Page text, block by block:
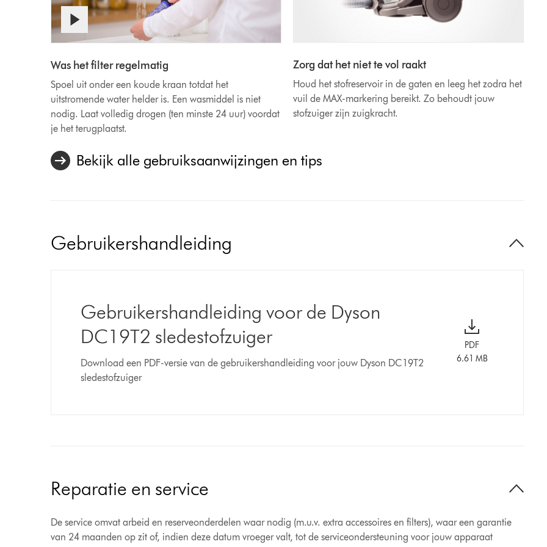
Transcript
Videotranscript
Was het filter regelmatig
Spoel uit onder een koude kraan totdat het
uitstromende water helder is. Een wasmiddel is niet
nodig. Laat volledig drogen (ten minste 24 uur) voordat
je het terugplaatst.
Zorg dat het niet te vol raakt
Houd het stofreservoir in de gaten en leeg het zodra het
vuil de MAX-markering bereikt. Zo behoudt jouw
stofzuiger zijn zuigkracht.
Bekijk alle gebruiksaanwijzingen en tips
Gebruikershandleiding
Gebruikershandleiding voor de Dyson
DC19T2 sledestofzuiger
Download een PDF-versie van de gebruikershandleiding voor jouw Dyson DC19T2
sledestofzuiger
PDF
6.61 MB
Reparatie en service
De service omvat arbeid en reserveonderdelen waar nodig (m.u.v. extra accessoires en filters), waar een garantie
van 24 maanden op zit of, indien deze datum vroeger valt, tot de serviceondersteuning voor jouw apparaat